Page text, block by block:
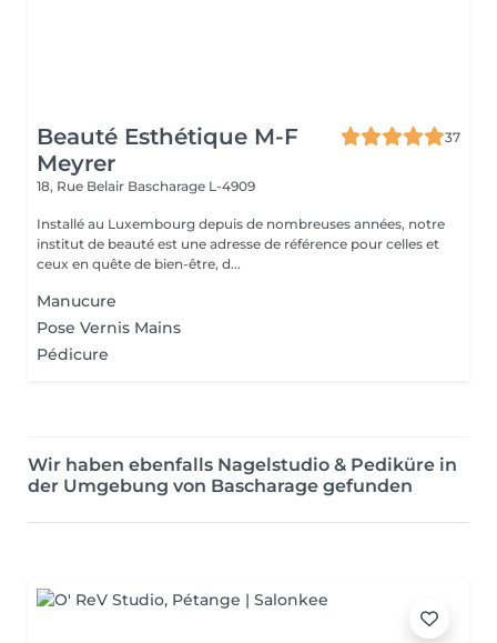
Beauté Esthétique M-F
Meyrer
37
18, Rue Belair Bascharage L-4909
Installé au Luxembourg depuis de nombreuses années, notre
institut de beauté est une adresse de référence pour celles et
ceux en quête de bien-être, d...
Manucure
Pose Vernis Mains
Pédicure
Wir haben ebenfalls Nagelstudio & Pediküre in
der Umgebung von Bascharage gefunden